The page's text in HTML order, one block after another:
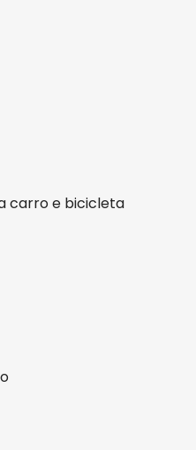
carro e bicicleta